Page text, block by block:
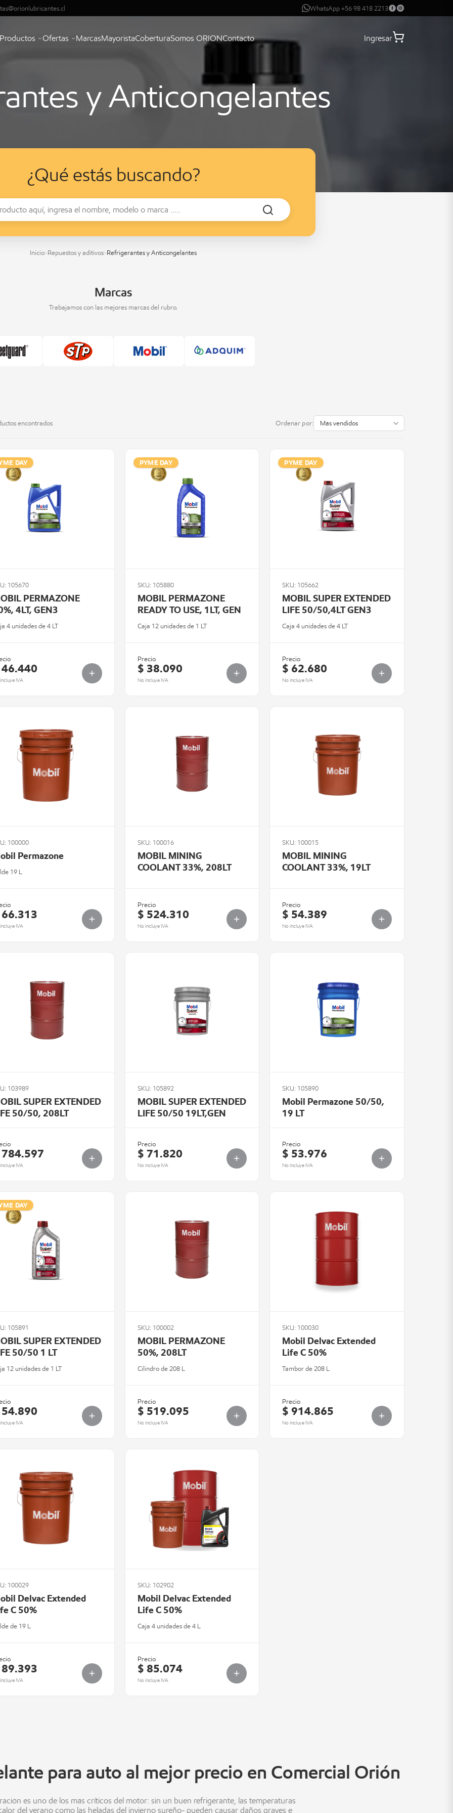
WhatsApp +56 98 418 2213
Productos Ofertas MarcasMayoristaCoberturaSomos ORIONContacto Ingresar
y Anticongelantes
¿Qué estás buscando?
Inicio>Repuestos y aditivos>Refrigerantes y Anticongelantes
Marcas
Trabajamos con las mejores marcas del rubro.
encontrados Ordenar por:
DAY
105670
PERMAZONE
4LT, GEN3
4 unidades de 4 LT
IVA
PYME DAY
SKU: 105880
MOBIL PERMAZONE
READY TO USE, 1LT, GEN
Caja 12 unidades de 1 LT
Precio
$ 38.090
No incluye IVA
PYME DAY
SKU: 105662
MOBIL SUPER EXTENDED
LIFE 50/50,4LT GEN3
Caja 4 unidades de 4 LT
Precio
$ 62.680
No incluye IVA
100000
Permazone
19 L
IVA
SKU: 100016
MOBIL MINING
COOLANT 33%, 208LT
Precio
$ 524.310
No incluye IVA
SKU: 100015
MOBIL MINING
COOLANT 33%, 19LT
Precio
$ 54.389
No incluye IVA
103989
SUPER EXTENDED
50/50, 208LT
IVA
SKU: 105892
MOBIL SUPER EXTENDED
LIFE 50/50 19LT,GEN
Precio
$ 71.820
No incluye IVA
SKU: 105890
Mobil Permazone 50/50,
19 LT
Precio
$ 53.976
No incluye IVA
DAY
105891
SUPER EXTENDED
50/50 1 LT
12 unidades de 1 LT
IVA
SKU: 100002
MOBIL PERMAZONE
50%, 208LT
Cilindro de 208 L
Precio
$ 519.095
No incluye IVA
SKU: 100030
Mobil Delvac Extended
Life C 50%
Tambor de 208 L
Precio
$ 914.865
No incluye IVA
100029
Delvac Extended
C 50%
de 19 L
IVA
SKU: 102902
Mobil Delvac Extended
Life C 50%
Caja 4 unidades de 4 L
Precio
$ 85.074
No incluye IVA
para auto al mejor precio en Comercial Orión
es uno de los más críticos del motor: sin un buen refrigerante, las temperaturas
del verano como las heladas del invierno sureño- pueden causar daños graves e